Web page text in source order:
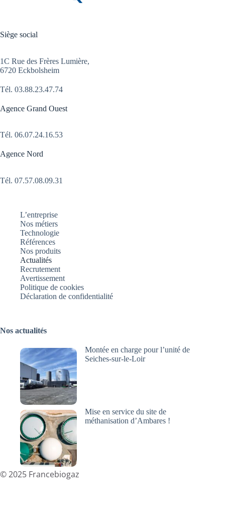
Siège social
1C Rue des Frères Lumière,
6720 Eckbolsheim
Tél. 03.88.23.47.74
Agence Grand Ouest
Tél. 06.07.24.16.53
Agence Nord
Tél. 07.57.08.09.31
L’entreprise
Nos métiers
Technologie
Références
Nos produits
Actualités
Recrutement
Avertissement
Politique de cookies
Déclaration de confidentialité
Nos actualités
Montée en charge pour l’unité de
Seiches-sur-le-Loir
Mise en service du site de
méthanisation d’Ambares !
© 2025 Francebiogaz